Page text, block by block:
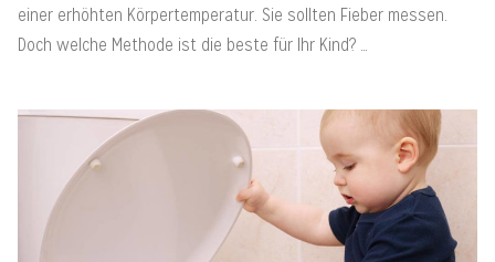
einer erhöhten Körpertemperatur. Sie sollten Fieber messen.
Doch welche Methode ist die beste für Ihr Kind? …